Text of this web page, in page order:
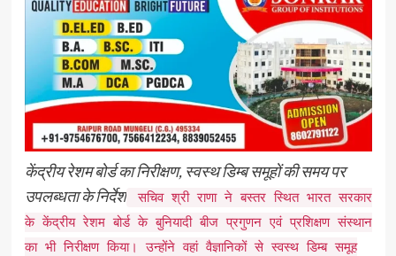
केंद्रीय रेशम बोर्ड का निरीक्षण, स्वस्थ डिम्ब समूहों की समय पर
उपलब्धता के निर्देश
सचिव श्री राणा ने बस्तर स्थित भारत सरकार
के केंद्रीय रेशम बोर्ड के बुनियादी बीज प्रगुणन एवं प्रशिक्षण संस्थान
का भी निरीक्षण किया। उन्होंने वहां वैज्ञानिकों से स्वस्थ डिम्ब समूह